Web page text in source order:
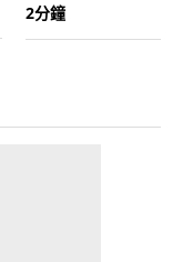
2分鐘